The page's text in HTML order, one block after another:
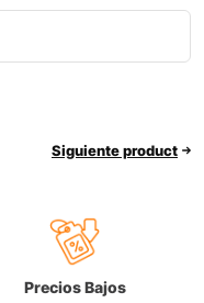
Siguiente product
Precios Bajos